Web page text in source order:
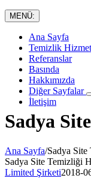
MENÜ:
Ana Sayfa
Temizlik
Referanslar
Basında
Hakkımızda
Diğer Sayfalar
İletişim
Sadya
Ana Sayfa/Sadya
Sadya Site Temizliği
Limited Şirketi2018-